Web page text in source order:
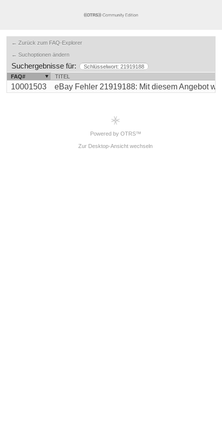
← Zurück zum FAQ-Explorer
← Suchoptionen ändern
Suchergebnisse für:
Schlüsselwort: 21919188
FAQ#
TITEL
10001503 eBay Fehler 21919188: Mit diesem Angebot
Powered by OTRS™
Zur Desktop-Ansicht wechseln